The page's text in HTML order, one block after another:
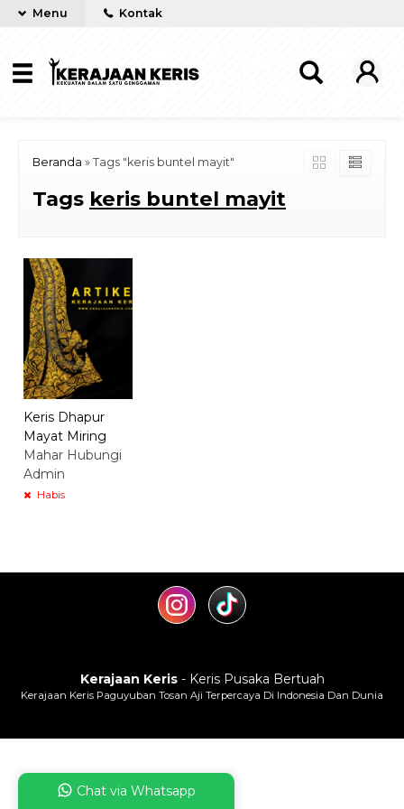
Menu Kontak
Beranda » Tags "keris buntel mayit"
Tags keris buntel mayit
Keris Dhapur
Mayat Miring
Mahar Hubungi
Admin
Habis
Kerajaan Keris- Keris Pusaka Bertuah
Kerajaan Keris Paguyuban Tosan Aji Terpercaya Di Indonesia Dan Dunia
Chat via Whatsapp